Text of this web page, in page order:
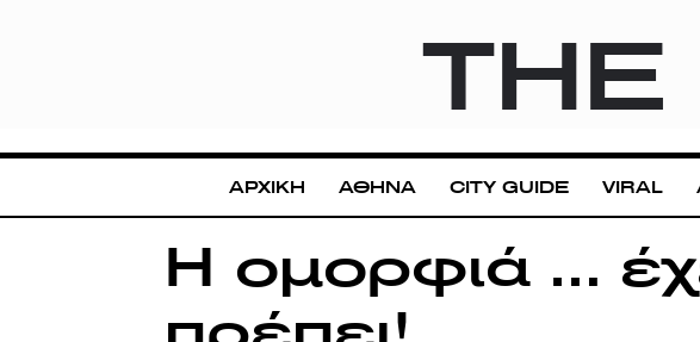
THE
ΑΡΧΙΚΗ ΑΘΗΝΑ CITY GUIDE VIRAL
Η ομορφιά …